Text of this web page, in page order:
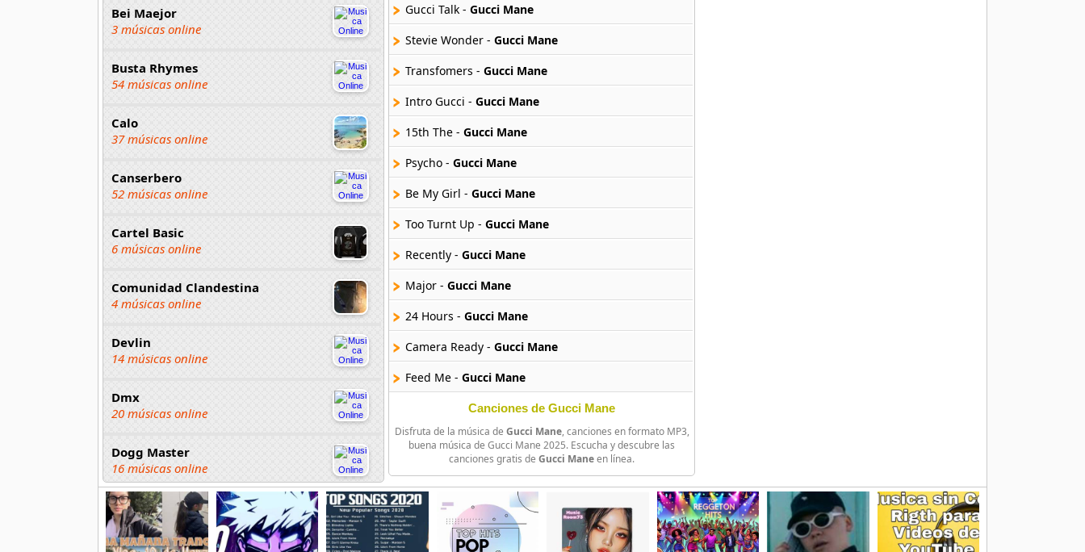
Bei Maejor
3 músicas online
Busta Rhymes
54 músicas online
Calo
37 músicas online
Canserbero
52 músicas online
Cartel Basic
6 músicas online
Comunidad Clandestina
4 músicas online
Devlin
14 músicas online
Dmx
20 músicas online
Dogg Master
16 músicas online
DUKI
91 músicas online
Gucci Talk - Gucci Mane
Stevie Wonder - Gucci Mane
Transfomers - Gucci Mane
Intro Gucci - Gucci Mane
15th The - Gucci Mane
Psycho - Gucci Mane
Be My Girl - Gucci Mane
Too Turnt Up - Gucci Mane
Recently - Gucci Mane
Major - Gucci Mane
24 Hours - Gucci Mane
Camera Ready - Gucci Mane
Feed Me - Gucci Mane
Gucci Mane Brrrr -Gucci Mane
Tax Free -Gucci Mane
Gucci Mane
Play Your Cards -
Gucci Mane
Gang Bangin -Gucci Mane
Canciones de Gucci Mane
Disfruta de la música de Gucci Mane, canciones en formato MP3,
buena música de Gucci Mane 2025. Escucha y descubre las
canciones gratis de Gucci Maneen línea.